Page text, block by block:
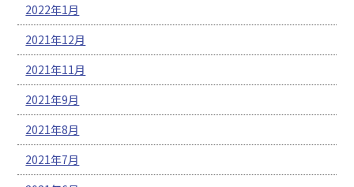
2022年1月
2021年12月
2021年11月
2021年9月
2021年8月
2021年7月